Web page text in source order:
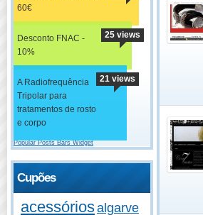
60€
Desconto FNAC -
10%
25 views
A Radiofrequência
Tripolar para
tratamentos de rosto
e corpo
21 views
Popular Posts Bars Widget
Cupões
acessóriosalgarve